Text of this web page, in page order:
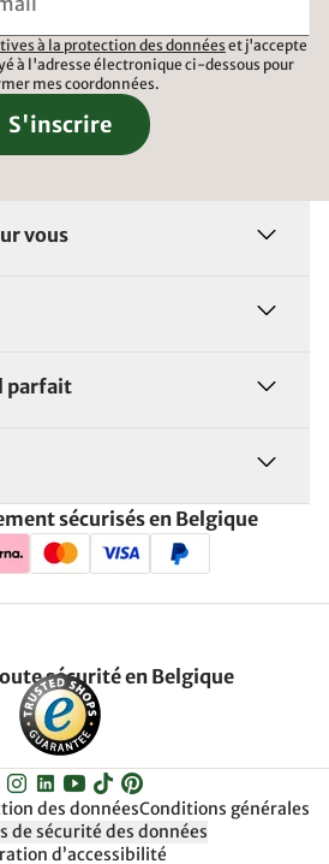
à la protection des données et j'accepte
à l'adresse électronique ci-dessous pour
mes coordonnées.
S'inscrire
vous
parfait
sécurisés en Belgique
sécurité en Belgique
des donnéesConditions générales
de sécurité des données
d’accessibilité